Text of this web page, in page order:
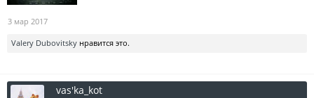
3 мар 2017
Valery Dubovitsky нравится это.
vas'ka_kot